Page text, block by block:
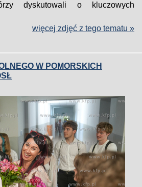
dyskutowali o kluczowych
więcej zdjęć z tego tematu »
W POMORSKICH